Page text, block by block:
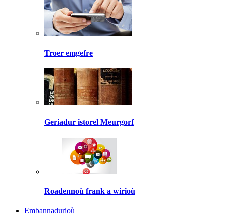
Troer emgefre
Geriadur istorel Meurgorf
Roadennoù frank a wirioù
Embannadurioù